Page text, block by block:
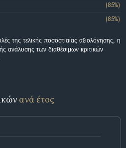
(85%)
(85%)
της τελικής ποσοστιαίας αξιολόγησης, η
ανάλυσης των διαθέσιμων κριτικών
ανά έτος